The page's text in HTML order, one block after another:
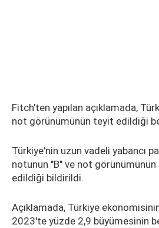
Fitch'ten yapılan açıklamada,
not görünümünün teyit edildiği
Türkiye'nin uzun vadeli yabancı
notunun "B" ve not
edildiği bildirildi.
Açıklamada, Türkiye
2023'te yüzde 2,9 büyümesinin